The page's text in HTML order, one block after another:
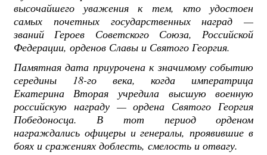
высочайшего уважения к тем, кто удостоен
самых почетных государственных наград —
званий Героев Советского Союза, Российской
Федерации, орденов Славы и Святого Георгия.
Памятная дата приурочена к значимому событию
середины 18-го века, когда императрица
Екатерина Вторая учредила высшую военную
российскую награду — ордена Святого Георгия
Победоносца. В тот период орденом
награждались офицеры и генералы, проявившие в
боях и сражениях доблесть, смелость и отвагу.